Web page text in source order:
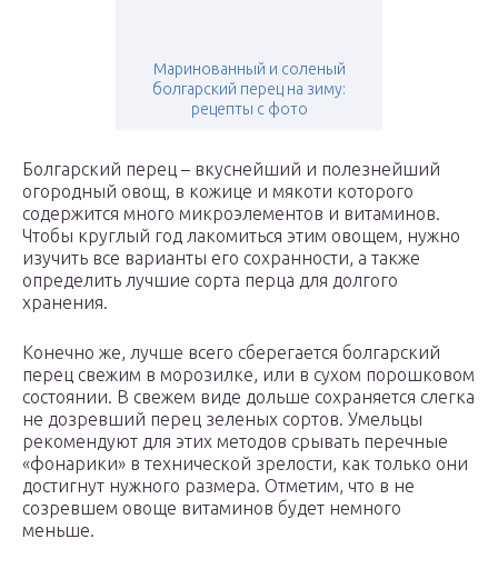
Маринованный и соленый
болгарский перец на зиму:
рецепты с фото
Болгарский перец – вкуснейший и полезнейший
огородный овощ, в кожице и мякоти которого
содержится много микроэлементов и витаминов.
Чтобы круглый год лакомиться этим овощем, нужно
изучить все варианты его сохранности, а также
определить лучшие сорта перца для долгого
хранения.
Конечно же, лучше всего сберегается болгарский
перец свежим в морозилке, или в сухом порошковом
состоянии. В свежем виде дольше сохраняется слегка
не дозревший перец зеленых сортов. Умельцы
рекомендуют для этих методов срывать перечные
«фонарики» в технической зрелости, как только они
достигнут нужного размера. Отметим, что в не
созревшем овоще витаминов будет немного
меньше.